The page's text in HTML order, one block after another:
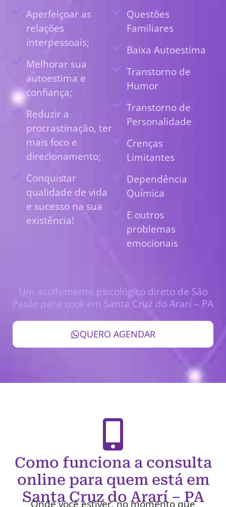
Aperfeiçoar as
relações
interpessoais;
Melhorar sua
autoestima e
confiança;
Reduzir a
procrastinação, ter
mais foco e
direcionamento;
Conquistar
qualidade de vida
e sucesso na sua
existência!
Questões
Familiares
Baixa Autoestima
Transtorno de
Humor
Transtorno de
Personalidade
Crenças
Limitantes
Dependência
Química
E outros
problemas
emocionais
Um acolhimento psicológico direto de São
Paulo para você em Santa Cruz do Ararí – PA
QUERO AGENDAR
Como funciona a consulta
online para quem está em
Santa Cruz do Ararí – PA
Onde você estiver, no momento que